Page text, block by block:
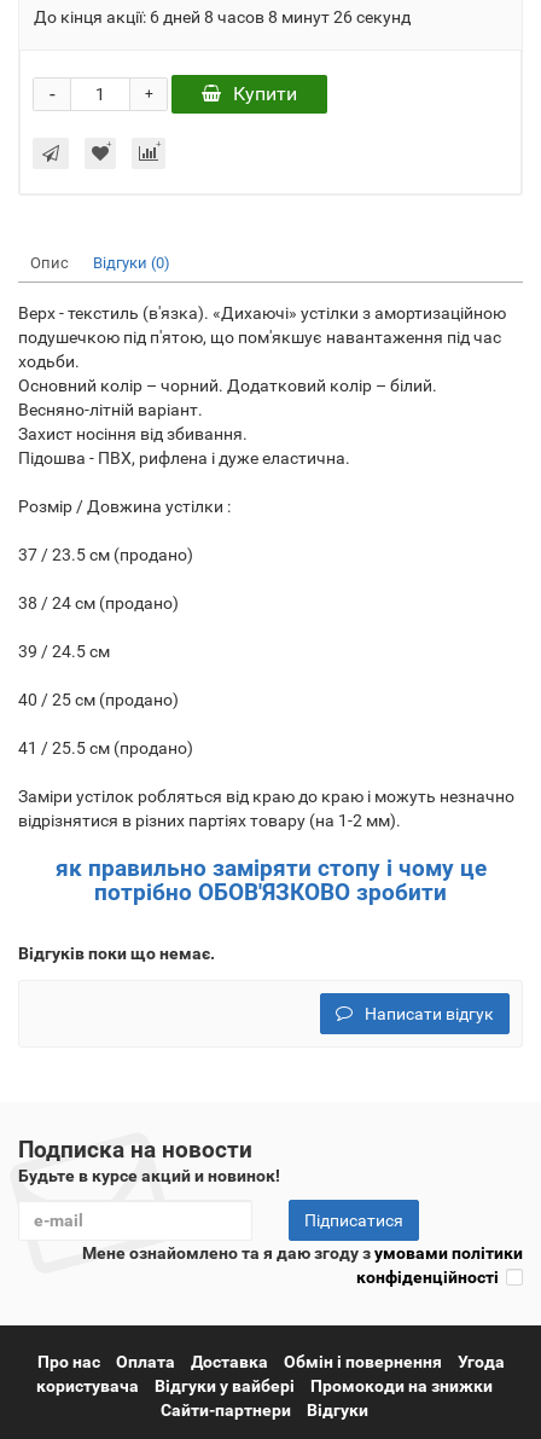
До кінця акції: 6 дней 8 часов 8 минут 26 секунд
+
- Купити
Опис Відгуки (0)
Верх - текстиль (в'язка). «Дихаючі» устілки з амортизаційною
подушечкою під п'ятою, що пом'якшує навантаження під час
ходьби.
Основний колір – чорний. Додатковий колір – білий.
Весняно-літній варіант.
Захист носіння від збивання.
Підошва - ПВХ, рифлена і дуже еластична.
Розмір / Довжина устілки :
37 / 23.5 см (продано)
38 / 24 см (продано)
39 / 24.5 см
40 / 25 см (продано)
41 / 25.5 см (продано)
Заміри устілок робляться від краю до краю і можуть незначно
відрізнятися в різних партіях товару (на 1-2 мм).
як правильно заміряти стопу і чому це
потрібно ОБОВ'ЯЗКОВО зробити
Відгуків поки що немає.
Написати відгук
Подписка на новости
Будьте в курсе акций и новинок!
Підписатися
Мене ознайомлено та я даю згоду зумовами політики
конфіденційності
Про нас Оплата Доставка Обмін і повернення
Угода
користувача
Відгуки у вайбері
Промокоди на знижки
Сайти-партнери
Відгуки